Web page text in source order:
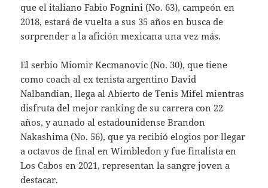
que el italiano Fabio Fognini (No. 63), campeón en
2018, estará de vuelta a sus 35 años en busca de
sorprender a la afición mexicana una vez más.
El serbio Miomir Kecmanovic (No. 30), que tiene
como coach al ex tenista argentino David
Nalbandian, llega al Abierto de Tenis Mifel mientras
disfruta del mejor ranking de su carrera con 22
años, y aunado al estadounidense Brandon
Nakashima (No. 56), que ya recibió elogios por llegar
a octavos de final en Wimbledon y fue finalista en
Los Cabos en 2021, representan la sangre joven a
destacar.